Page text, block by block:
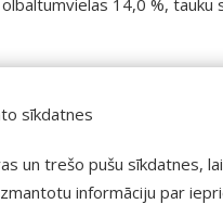
sīkdatnes
un trešo pušu sīkdatnes,
informāciju par
olbaltumvielas 14,0 %, tauku
Augu izcelsmes produkti,
jūrascūciņa